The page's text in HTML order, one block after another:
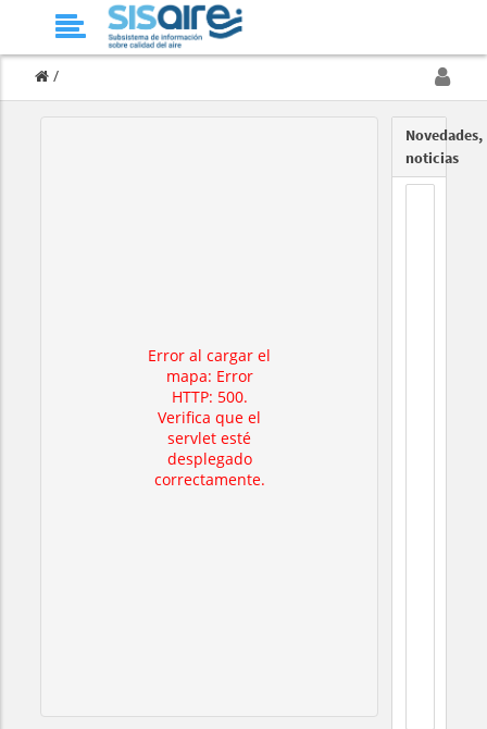
/
Error al cargar el
mapa: Error
HTTP: 500.
Verifica que el
servlet esté
desplegado
correctamente.
Novedades,
noticias